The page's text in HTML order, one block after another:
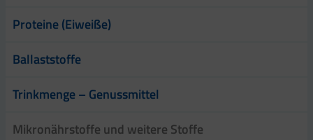
Proteine (Eiweiße)
Ballaststoffe
Trinkmenge – Genussmittel
Mikronährstoffe und weitere Stoffe